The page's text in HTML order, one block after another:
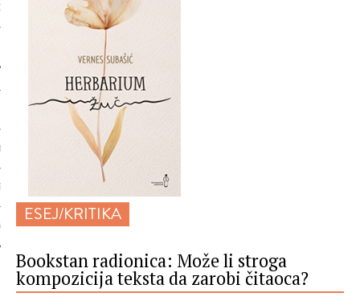
ESEJ/KRITIKA
Bookstan radionica: Može li stroga
kompozicija teksta da zarobi čitaoca?